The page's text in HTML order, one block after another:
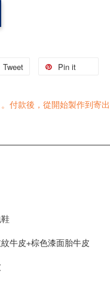
Tweet Pin it
付款後，從開始製作到寄
牛皮+棕色漆面胎牛皮